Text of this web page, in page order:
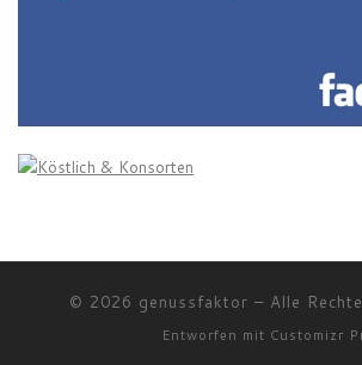
© 2026 genussfaktor – Alle
Entworfen mit Customizr